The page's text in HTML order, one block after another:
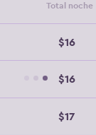
Total noche
$16
$16
$17